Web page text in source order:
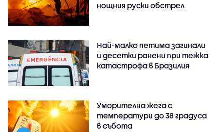
нощния руски обстрел
Най-малко петима загинали
и десетки ранени при тежка
катастрофа в Бразилия
Уморителна жега с
температури до 38 градуса
в събота